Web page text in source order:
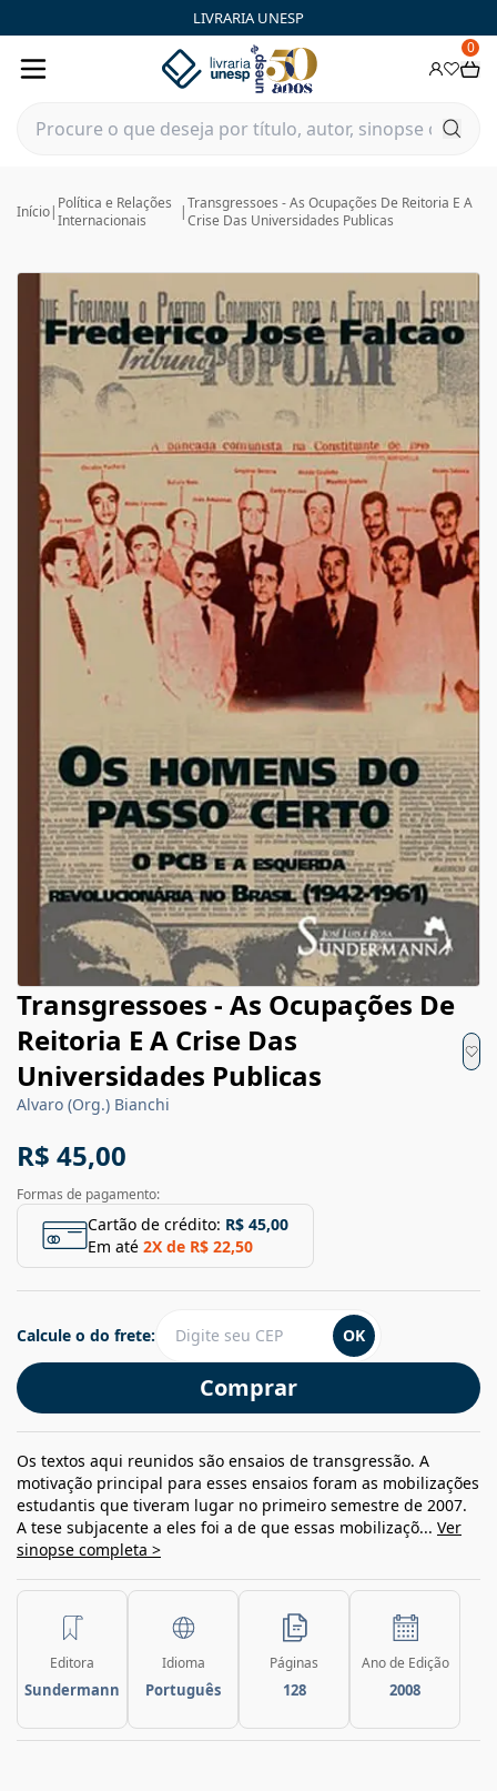
LIVRARIA UNESP
0
Início| Política e Relações
Internacionais
|Transgressoes - As Ocupações De Reitoria E A
Crise Das Universidades Publicas
Transgressoes - As Ocupações De
Reitoria E A Crise Das
Universidades Publicas
Alvaro (Org.) Bianchi
R$ 45,00
Formas de pagamento:
Cartão de crédito: R$ 45,00
Em até 2X de R$ 22,50
Comprar
Calcule o do frete: OK
Os textos aqui reunidos são ensaios de transgressão. A
motivação principal para esses ensaios foram as mobilizações
estudantis que tiveram lugar no primeiro semestre de 2007.
A tese subjacente a eles foi a de que essas mobilizaçõ... Ver
sinopse completa >
Editora
Sundermann
Idioma
Português
Páginas
128
Ano de Edição
2008